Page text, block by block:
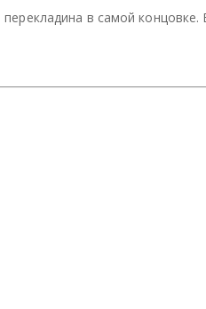
перекладина в самой